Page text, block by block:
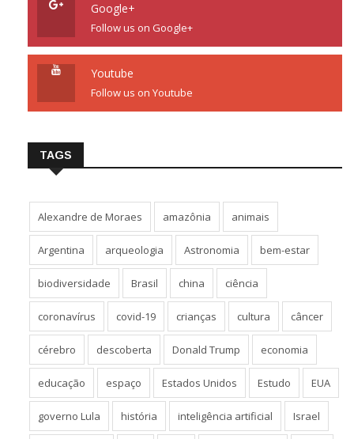
Google+
Follow us on Google+
Youtube
Follow us on Youtube
TAGS
Alexandre de Moraes amazônia animais
Argentina arqueologia Astronomia bem-estar
biodiversidade Brasil china ciência
coronavírus covid-19 crianças cultura câncer
cérebro descoberta Donald Trump economia
educação espaço Estados Unidos Estudo EUA
governo Lula história inteligência artificial Israel